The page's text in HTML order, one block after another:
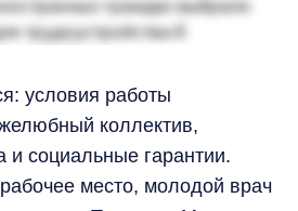
условия работы
коллектив,
и социальные гарантии.
место, молодой врач